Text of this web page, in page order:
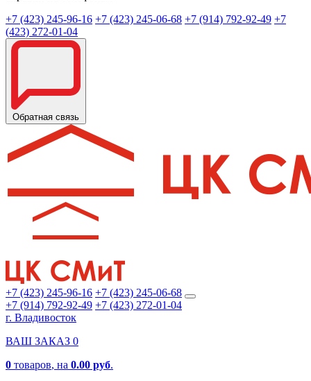
+7 (423) 245-96-16 +7 (423) 245-06-68 +7 (914) 792-92-49 +7
(423) 272-01-04
Обратная связь
+7 (423) 245-96-16 +7 (423) 245-06-68
+7 (914) 792-92-49 +7 (423) 272-01-04
г. Владивосток
ВАШ ЗАКАЗ 0
0 товаров, на 0.00 руб.